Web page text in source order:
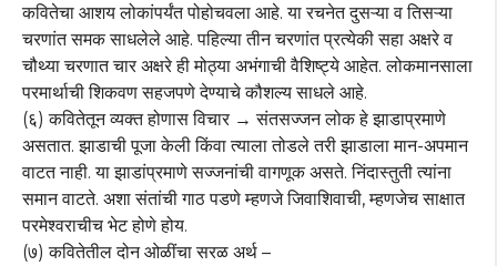
कवितेचा आशय लोकांपर्यंत पोहोचवला आहे. या रचनेत दुसऱ्या व तिसऱ्या
चरणांत समक साधलेले आहे. पहिल्या तीन चरणांत प्रत्येकी सहा अक्षरे व
चौथ्या चरणात चार अक्षरे ही मोठ्या अभंगाची वैशिष्ट्ये आहेत. लोकमानसाला
परमार्थाची शिकवण सहजपणे देण्याचे कौशल्य साधले आहे.
(६) कवितेतून व्यक्त होणास विचार → संतसज्जन लोक हे झाडाप्रमाणे
असतात. झाडाची पूजा केली किंवा त्याला तोडले तरी झाडाला मान-अपमान
वाटत नाही. या झाडांप्रमाणे सज्जनांची वागणूक असते. निंदास्तुती त्यांना
समान वाटते. अशा संतांची गाठ पडणे म्हणजे जिवाशिवाची, म्हणजेच साक्षात
परमेश्वराचीच भेट होणे होय.
(७) कवितेतील दोन ओळींचा सरळ अर्थ –